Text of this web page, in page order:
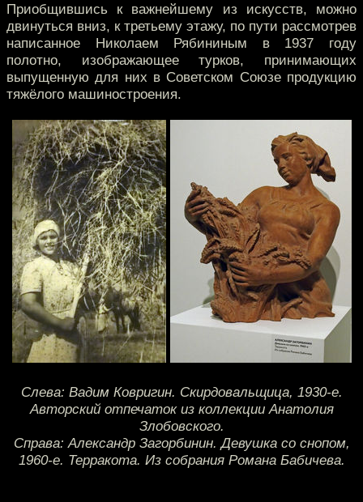
Приобщившись к важнейшему из искусств, можно
двинуться вниз, к третьему этажу, по пути рассмотрев
написанное Николаем Рябининым в 1937 году
полотно, изображающее турков, принимающих
выпущенную для них в Советском Союзе продукцию
тяжёлого машиностроения.
Слева: Вадим Ковригин. Скирдовальщица, 1930-е.
Авторский отпечаток из коллекции Анатолия
Злобовского.
Справа: Александр Загорбинин. Девушка со снопом,
1960-е. Терракота. Из собрания Романа Бабичева.